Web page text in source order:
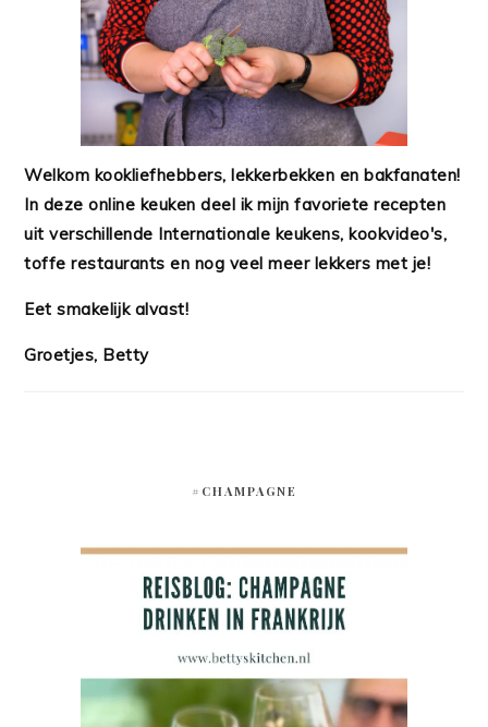
Welkom kookliefhebbers, lekkerbekken en bakfanaten!
In deze online keuken deel ik mijn favoriete recepten
uit verschillende Internationale keukens, kookvideo's,
toffe restaurants en nog veel meer lekkers met je!
Eet smakelijk alvast!
Groetjes, Betty
#CHAMPAGNE